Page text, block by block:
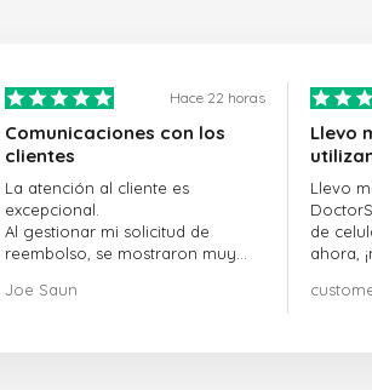
Hace 22 horas
Comunicaciones con los
clientes
La atención al cliente es
excepcional.
Al gestionar mi solicitud de
reembolso, se mostraron muy
gestión del proceso, y lograron
Joe Saun
Llevo
Llevo
de
ahora,